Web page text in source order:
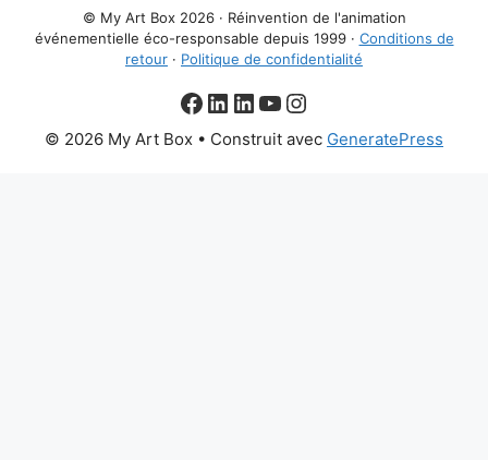
© My Art Box 2026 · Réinvention de l'animation
événementielle éco-responsable depuis 1999 · Conditions de
retour · Politique de confidentialité
Facebook
aNa LinkedIn
Christophe LinkedIn
YouTube
Instagram
© 2026 My Art Box • Construit avec GeneratePress